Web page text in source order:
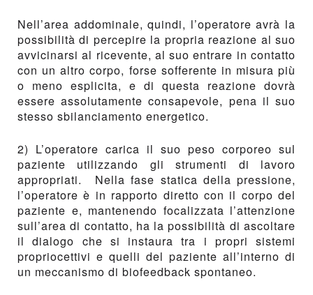
Nell’area addominale, quindi, l’operatore avrà la
possibilità di percepire la propria reazione al suo
avvicinarsi al ricevente, al suo entrare in contatto
con un altro corpo, forse sofferente in misura più
o meno esplicita, e di questa reazione dovrà
essere assolutamente consapevole, pena il suo
stesso sbilanciamento energetico.
2) L’operatore carica il suo peso corporeo sul
paziente utilizzando gli strumenti di lavoro
appropriati. Nella fase statica della pressione,
l’operatore è in rapporto diretto con il corpo del
paziente e, mantenendo focalizzata l’attenzione
sull’area di contatto, ha la possibilità di ascoltare
il dialogo che si instaura tra i propri sistemi
propriocettivi e quelli del paziente all’interno di
un meccanismo di biofeedback spontaneo.